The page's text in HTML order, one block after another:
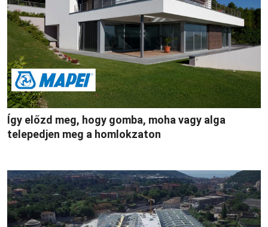
Így előzd meg, hogy gomba, moha vagy alga
telepedjen meg a homlokzaton